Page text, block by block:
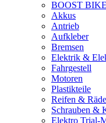
BOOST
Akkus
Antrieb
Aufkleber
Bremsen
Elektrik &
Fahrgestell
Motoren
Plastikteile
Reifen &
Schrauben &
Elektro Trial-